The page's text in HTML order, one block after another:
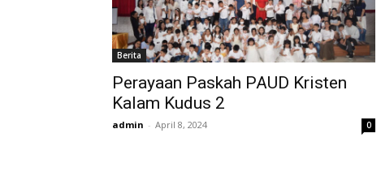
Berita
Perayaan Paskah PAUD Kristen
Kalam Kudus 2
admin - April 8, 2024 0